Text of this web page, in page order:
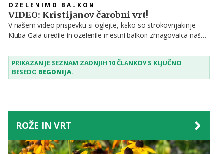
OZELENIMO BALKON
VIDEO: Kristijanov čarobni vrt!
V našem video prispevku si oglejte, kako so strokovnjakinje
Kluba Gaia uredile in ozelenile mestni balkon zmagovalca naše
Šuštarja!
PRIKAZAN JE SEZNAM ZADNJIH 10 ČLANKOV S KLJUČNO
BESEDO BEGONIJA.
ROŽE IN VRT